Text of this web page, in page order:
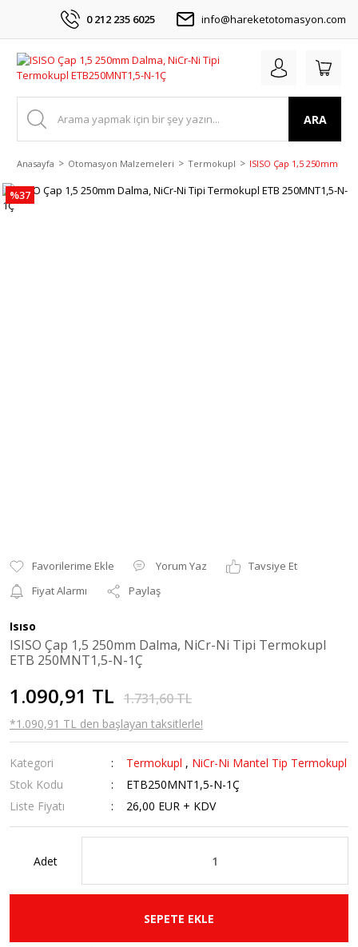
0 212 235 6025 info@hareketotomasyon.com
ARA
Anasayfa Otomasyon Malzemeleri Termokupl ISISO Çap 1,5 250mm
%37
Yorum Yaz
Tavsiye Et
Fiyat Alarmı
Paylaş
Isıso
ISISO Çap 1,5 250mm Dalma, NiCr-Ni Tipi Termokupl
ETB 250MNT1,5-N-1Ç
1.090,91 TL 1.731,60 TL
*1.090,91 TL den başlayan taksitlerle!
Kategori Termokupl , NiCr-Ni Mantel Tip Termokupl
Stok Kodu
ETB250MNT1,5-N-1Ç
Liste Fiyatı
26,00 EUR + KDV
Adet
SEPETE EKLE